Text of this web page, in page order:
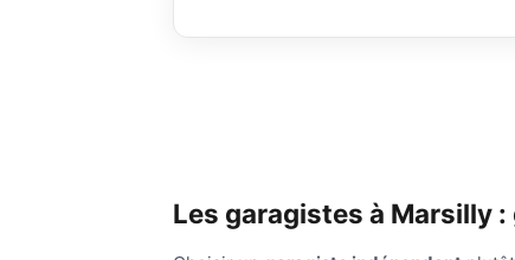
Les garagistes à Marsilly